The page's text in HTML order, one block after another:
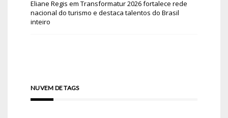
Eliane Regis em Transformatur 2026 fortalece rede
nacional do turismo e destaca talentos do Brasil
inteiro
NUVEM DE TAGS